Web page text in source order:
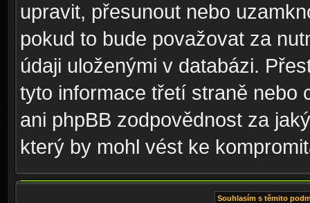
upravit, přesunout nebo
pokud to bude považovat za
údaji uloženými v databázi.
tyto informace třetí straně nebo
ani phpBB zodpovědnost za
který by mohl vést ke